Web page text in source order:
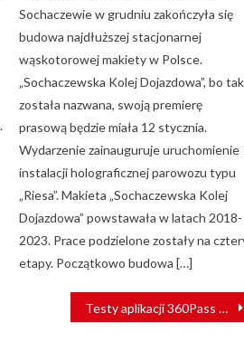
Sochaczewie w grudniu zakończyła się
budowa najdłuższej stacjonarnej
wąskotorowej makiety w Polsce.
„Sochaczewska Kolej Dojazdowa”, bo tak
została nazwana, swoją premierę
prasową będzie miała 12 stycznia.
Wydarzenie zainauguruje uruchomienie
instalacji holograficznej parowozu typu
„Riesa”. Makieta „Sochaczewska Kolej
Dojazdowa” powstawała w latach 2018-
2023. Prace podzielone zostały na
etapy. Początkowo budowa […]
Testy aplikacji 360Pass Hitachi Rail